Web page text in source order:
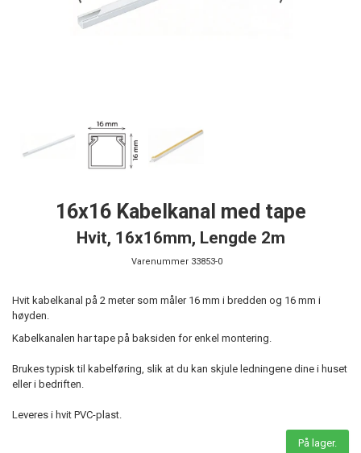
16x16 Kabelkanal med tape
Hvit, 16x16mm, Lengde 2m
Varenummer 33853-0
Hvit kabelkanal på 2 meter som måler 16 mm i bredden og 16 mm i
høyden.
Kabelkanalen har tape på baksiden for enkel montering.
Brukes typisk til kabelføring, slik at du kan skjule ledningene dine i huset
eller i bedriften.
Leveres i hvit PVC-plast.
På lager.